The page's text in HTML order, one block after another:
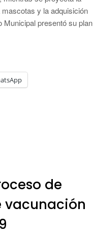
y la adquisición
Municipal presentó su plan
de
vacunación